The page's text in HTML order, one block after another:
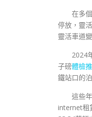
在多
停放，靈活
靈活車道
2024
子磅體檢
鐵站口的
這些
internet租